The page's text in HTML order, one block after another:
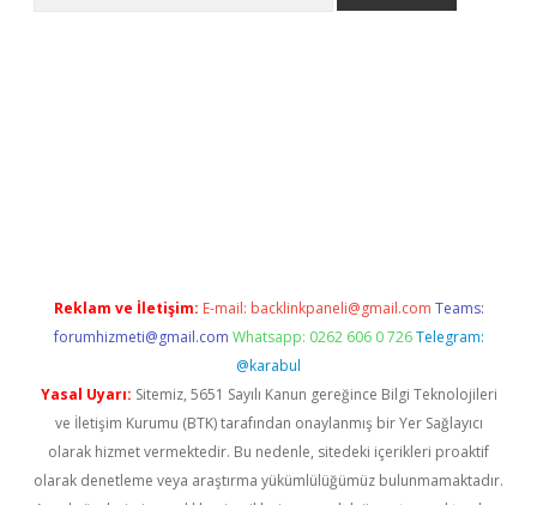
Reklam ve İletişim: E-mail: backlinkpaneli@gmail.com Teams:
forumhizmeti@gmail.com Whatsapp: 0262 606 0 726 Telegram:
@karabul
Yasal Uyarı: Sitemiz, 5651 Sayılı Kanun gereğince Bilgi Teknolojileri
ve İletişim Kurumu (BTK) tarafından onaylanmış bir Yer Sağlayıcı
olarak hizmet vermektedir. Bu nedenle, sitedeki içerikleri proaktif
olarak denetleme veya araştırma yükümlülüğümüz bulunmamaktadır.